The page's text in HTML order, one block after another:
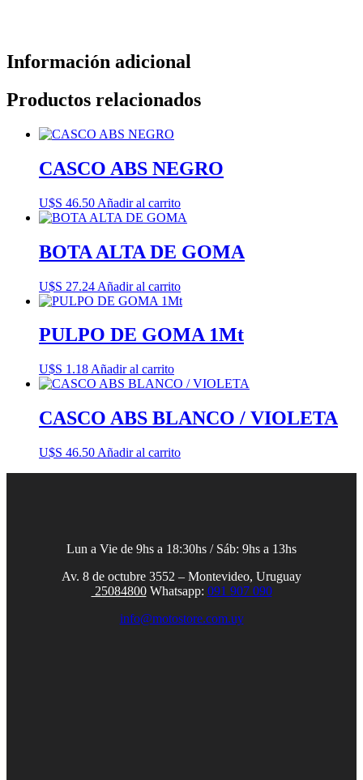
Información adicional
Productos relacionados
CASCO ABS NEGRO
U$S 46.50 Añadir al carrito
BOTA ALTA DE GOMA
U$S 27.24 Añadir al carrito
PULPO DE GOMA 1Mt
U$S 1.18 Añadir al carrito
CASCO ABS BLANCO / VIOLETA
U$S 46.50 Añadir al carrito
Lun a Vie de 9hs a 18:30hs / Sáb: 9hs a 13hs
Av. 8 de octubre 3552 – Montevideo, Uruguay
25084800Whatsapp: 091 907 090
info@motostore.com.uy